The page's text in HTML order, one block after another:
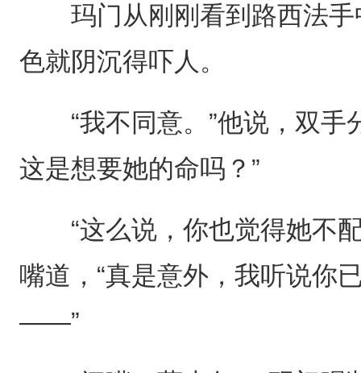
玛门从刚刚看到路西法手
色就阴沉得吓人。
“我不同意。”他说，双手
这是想要她的命吗？”
“这么说，你也觉得她不配
嘴道，“真是意外，我听说你
——”